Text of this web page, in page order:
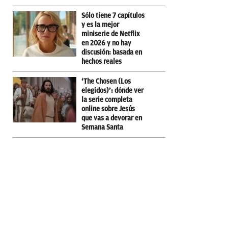
Sólo tiene 7 capítulos
y es la mejor
miniserie de Netflix
en 2026 y no hay
discusión: basada en
hechos reales
‘The Chosen (Los
elegidos)’: dónde ver
la serie completa
online sobre Jesús
que vas a devorar en
Semana Santa